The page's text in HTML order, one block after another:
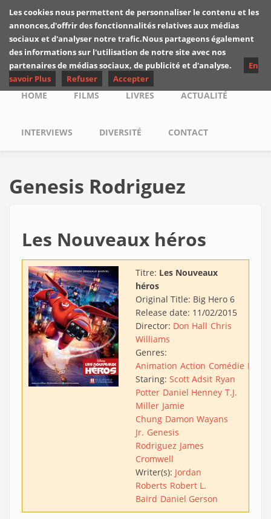
Skip to main content
Les critiques de
Yuyine
Main menu
HOME FILMS LIVRES ACTUALITÉ
INTERVIEWS DIVERSITÉ CONTACT
Genesis Rodriguez
Les Nouveaux héros
Titre: Les Nouveaux
héros
Original Title: Big Hero 6
Release date: 11/02/2015
Director: Don Hall Chris
Williams
Genres:
Animation Action Comédie
Staring: Scott Adsit Ryan
Potter Daniel Henney T.J.
Miller Jamie
Chung Damon Wayans
Jr. Genesis
Rodriguez James
Cromwell
Writer(s): Jordan
Roberts Robert L.
Baird Daniel Gerson
Les cookies nous permettent de personnaliser le contenu et les
annonces,d'offrir des fonctionnalités relatives aux médias
sociaux et d'analyser notre trafic.Nous partageons également
des informations sur l'utilisation de notre site avec nos
partenaires de médias sociaux, de publicité et d'analyse.
En
savoir Plus
Refuser Accepter